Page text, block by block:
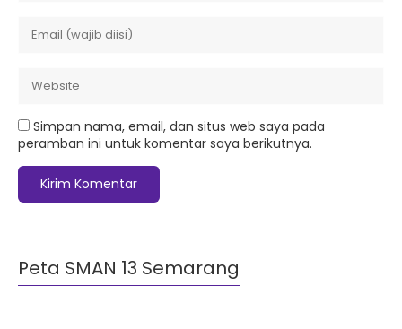
Simpan nama, email, dan situs web saya pada
peramban ini untuk komentar saya berikutnya.
Peta SMAN 13 Semarang